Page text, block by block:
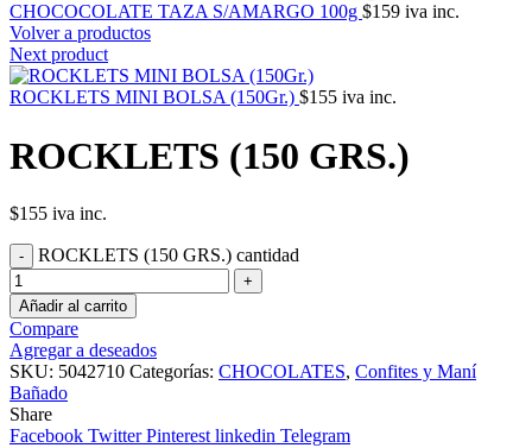
CHOCOCOLATE TAZA S/AMARGO 100g $159 iva inc.
Volver a productos
Next product
ROCKLETS MINI BOLSA (150Gr.) $155 iva inc.
ROCKLETS (150 GRS.)
$155 iva inc.
ROCKLETS (150 GRS.) cantidad
Añadir al carrito
Compare
Agregar a deseados
SKU: 5042710 Categorías: CHOCOLATES, Confites y Maní
Bañado
Share
Facebook Twitter Pinterest linkedin Telegram